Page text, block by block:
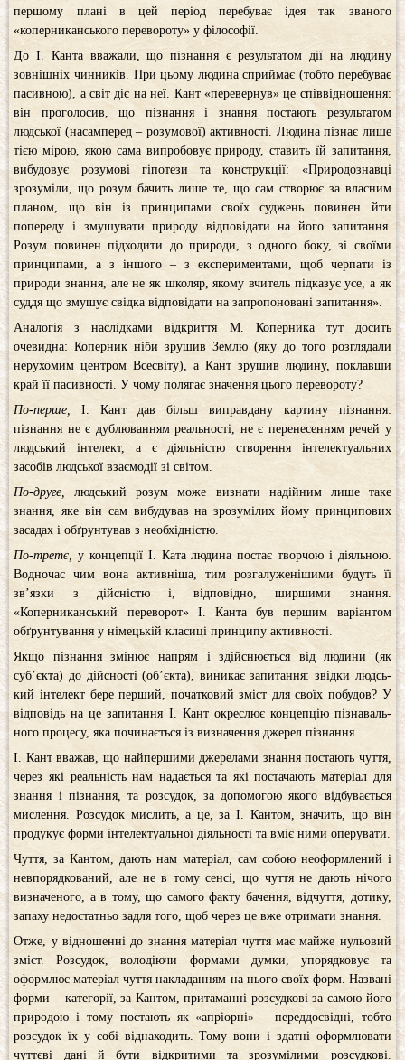
першому плані в цей період перебуває ідея так званого
«коперниканського перевороту» у філософії.
До І. Канта вважали, що пізнання є результатом дії на людину
зовнішніх чинників. При цьому людина сприймає (тобто перебуває
пасивною), а світ діє на неї. Кант «перевернув» це співвідношення:
він проголосив, що пізнання і знання постають результатом
людської (насамперед – розумової) активності. Людина пізнає лише
тією мірою, якою сама випробовує природу, ставить їй запитання,
вибудовує розумові гіпотези та конструкції: «Природознавці
зрозуміли, що розум бачить лише те, що сам створює за власним
планом, що він із принципами своїх суджень повинен йти
попереду і змушувати природу відповідати на його запитання.
Розум повинен підходити до природи, з од­ного боку, зі своїми
принципами, а з іншого – з експериментами, щоб черпати із
природи знання, але не як школяр, якому вчитель підказує усе, а як
суддя що змушує свідка відповідати на запропоновані запитання».
Аналогія з наслідками відкриття М. Коперника тут досить
очевидна: Коперник ніби зрушив Землю (яку до того розглядали
нерухомим центром Всесвіту), а Кант зрушив людину, поклавши
край її пасивності. У чому полягає значення цього перевороту?
По-перше,
І. Кант дав більш виправдану картину пізнання:
пізнання не є дублюванням реальності, не є перенесенням речей у
людський інтелект, а є діяльністю створення інтелектуальних
засобів людської взаємодії зі світом.
По-друге,
людський розум може визнати надійним лише таке
знання, яке він сам вибудував на зрозумілих йому принципових
засадах і обґрунтував з необхідністю.
По-третє,
у концепції І. Ката людина постає творчою і діяльною.
Водночас чим вона активніша, тим розгалуженішими будуть її
зв’язки з дійсністю і, відповідно, ширшими знання.
«Коперниканський переворот» І. Канта був першим варіантом
обґрунтування у німецькій класиці принципу активності.
Якщо пізнання змінює напрям і здійснюється від людини (як
суб’єкта) до дійсності (об’єкта), виникає запитання: звідки людсь­
кий інтелект бере перший, початковий зміст для своїх побудов? У
відповідь на це запитання І. Кант окреслює концепцію пізнаваль­
ного процесу, яка починається із визначення джерел пізнання.
І. Кант вважав, що найпершими джерелами знання постають чуття,
через які реальність нам надається та які постачають матеріал для
знання і пізнання, та розсудок, за допомогою якого відбувається
мислення. Розсудок мислить, а це, за І. Кантом, значить, що він
продукує форми інтелектуальної діяльності та вміє ними оперувати.
Чуття, за Кантом, дають нам матеріал, сам собою неоформлений і
невпорядкований, але не в тому сенсі, що чуття не дають нічого
визначеного, а в тому, що самого факту бачення, відчуття, дотику,
запаху недостатньо задля того, щоб через це вже отримати знання.
Отже, у відношенні до знання матеріал чуття має майже нульовий
зміст. Розсудок, володіючи формами думки, упорядковує та
оформлює матеріал чуття накладанням на нього своїх форм. Названі
форми – категорії, за Кантом, притаманні розсудкові за самою його
природою і тому постають як «апріорні» – переддосвідні, тобто
розсудок їх у собі віднаходить. Тому вони і здатні оформлювати
чуттєві дані й бути відкритими та зрозумілими розсудкові.